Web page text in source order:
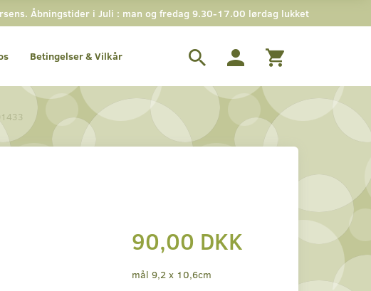
Åbningstider i Juli : man og fredag 9.30-17.00 lørdag lukket
Betingelser & Vilkår
90,00 DKK
mål 9,2 x 10,6cm